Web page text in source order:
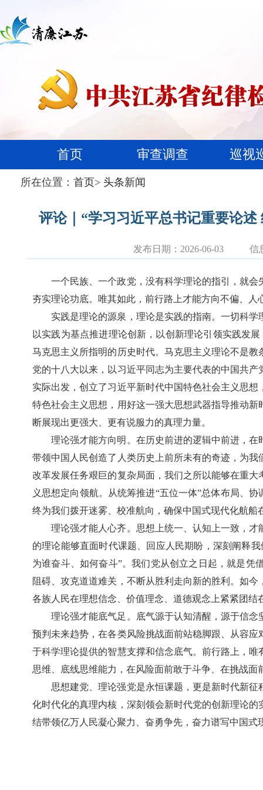
首页 审查调查 巡视
所在位置： 首页> 头条新闻
评论｜“学习习近平总书记重要论
发布日期：2026-06-03 信
一个民族、一个政党，没有科学理论的指引，就
夯实理论功底。唯其如此，前行路上才能方向不偏、人
实践是理论的源泉，理论是实践的指南。一切科
以实践为基点推进理论创新，以创新理论引领实践发
马克思主义所指明的历史时代。马克思主义理论不是
党的十八大以来，以习近平同志为主要代表的中国共
实际出发，创立了习近平新时代中国特色社会主义思
特色社会主义思想，用好这一强大思想武器指导推动
断展现出更强大、更有说服力的真理力量。
理论强才能方向明。在历史前进的逻辑中前进，
带领中国人民创造了人类历史上前所未有的奇迹，为
改革发展任务艰巨的复杂局面，我们之所以能够在重
义思想定向领航。从统筹推进“五位一体”总体布局、
终为我们拨开迷雾、校准航向，确保中国式现代化航
理论强才能人心齐。思想上统一、认知上一致，
的理论能够直面时代课题、回应人民期盼，深刻阐释
为谁奋斗、如何奋斗”。我们党从创立之日起，就是
阻碍、攻克道道难关，不断从胜利走向新的胜利。如
各族人民在理想信念、价值理念、道德观念上紧紧团
理论强才能底气足。底气源于认知清醒，源于信
预判未来趋势，在各类风险挑战面前站稳脚跟、从容
于科学理论提供的智慧支撑和信念底气。前行路上，
思维、底线思维能力，在风险面前敢于斗争、在挑战
思想建党、理论强党是永恒课题，更是新时代新
化时代化的真理内核，深刻领会新时代党的创新理论
结带领亿万人民凝心聚力、奋勇争先，奋力谱写中国式